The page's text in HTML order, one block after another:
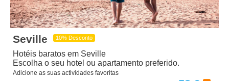
Seville 10% Desconto
Hotéis baratos em Seville
Escolha o seu hotel ou apartamento preferido.
Adicione as suas actividades favoritas